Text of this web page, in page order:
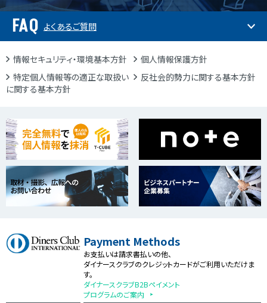
FAQ よくあるご質問
情報セキュリティ・環境基本方針
個人情報保護方針
特定個人情報等の適正な取扱い
に関する基本方針
反社会的勢力に関する基本方針
Payment Methods
お支払いは請求書払いの他、
ダイナースクラブのクレジットカードがご利用いただけま
す。
ダイナースクラブB2Bペイメント
プログラムのご案内